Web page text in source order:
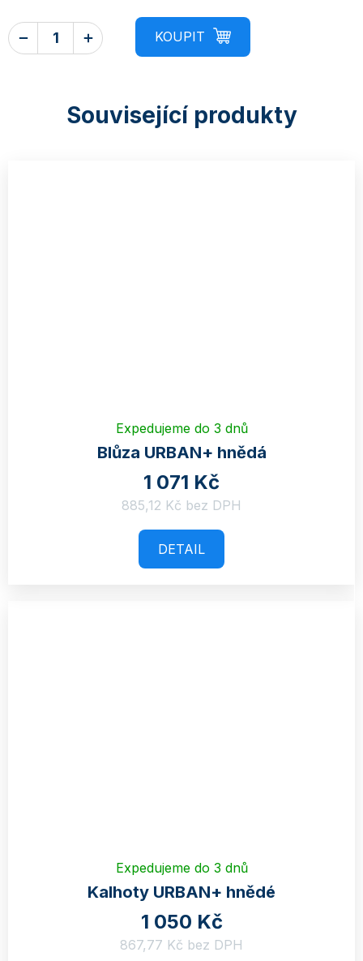
Související produkty
Expedujeme do 3 dnů
Blůza URBAN+ hnědá
1 071 Kč
885,12 Kč bez DPH
DETAIL
Expedujeme do 3 dnů
Kalhoty URBAN+ hnědé
1 050 Kč
867,77 Kč bez DPH